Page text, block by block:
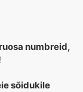
numbreid,
sõidukile